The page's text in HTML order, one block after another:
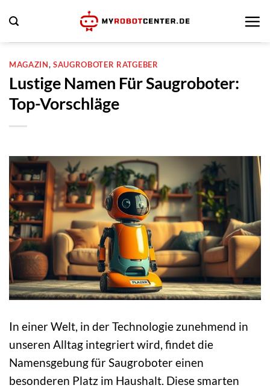
Inhalt
springen
MAGAZIN,SAUGROBOTER RATGEBER
Lustige Namen Für Saugroboter:
Top-Vorschläge
In einer Welt, in der Technologie zunehmend in
unseren Alltag integriert wird, findet die
Namensgebung für Saugroboter einen
besonderen Platz im Haushalt. Diese smarten